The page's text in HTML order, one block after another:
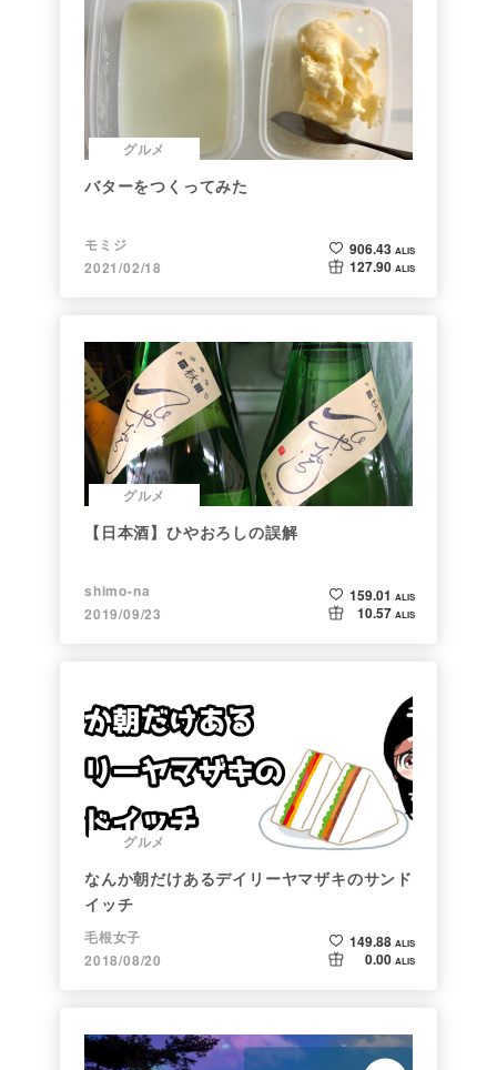
グルメ
バターをつくってみた
モミジ
2021/02/18
906.43 ALIS
127.90 ALIS
グルメ
【日本酒】ひやおろしの誤解
shimo-na
2019/09/23
159.01 ALIS
10.57 ALIS
グルメ
なんか朝だけあるデイリーヤマザキのサンド
イッチ
毛根女子
2018/08/20
149.88 ALIS
0.00 ALIS